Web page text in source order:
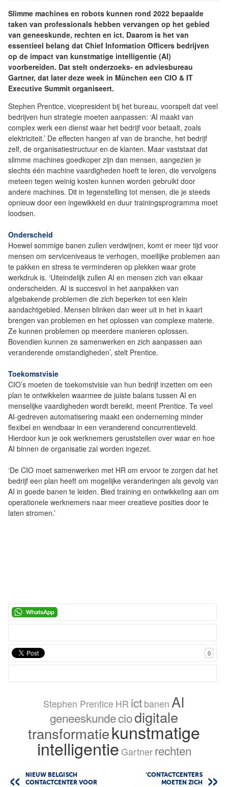
Slimme machines en robots kunnen rond 2022 bepaalde
taken van professionals hebben vervangen op het gebied
van geneeskunde, rechten en ict. Daarom is het van
essentieel belang dat Chief Information Officers bedrijven
op de impact van kunstmatige intelligentie (AI)
voorbereiden. Dat stelt onderzoeks- en adviesbureau
Gartner, dat later deze week in München een CIO & IT
Executive Summit organiseert.
Stephen Prentice, vicepresident bij het bureau, voorspelt dat veel
bedrijven hun strategie moeten aanpassen: ‘AI maakt van
complex werk een dienst waar het bedrijf voor betaalt, zoals
elektriciteit.’ De effecten hangen af van de branche, het bedrijf
zelf, de organisatiestructuur en de klanten. Maar vaststaat dat
slimme machines goedkoper zijn dan mensen, aangezien je
slechts één machine vaardigheden hoeft te leren, die vervolgens
meteen tegen weinig kosten kunnen worden gebruikt door
andere machines. Dit in tegenstelling tot mensen, die je steeds
opnieuw door een ingewikkeld en duur trainingsprogramma moet
loodsen.
Onderscheid
Hoewel sommige banen zullen verdwijnen, komt er meer tijd voor
mensen om serviceniveaus te verhogen, moeilijke problemen aan
te pakken en stress te verminderen op plekken waar grote
werkdruk is. ‘Uiteindelijk zullen AI en mensen zich van elkaar
onderscheiden. AI is succesvol in het aanpakken van
afgebakende problemen die zich beperken tot een klein
aandachtgebied. Mensen blinken dan weer uit in het in kaart
brengen van problemen en het oplossen van complexe materie.
Ze kunnen problemen op meerdere manieren oplossen.
Bovendien kunnen ze samenwerken en zich aanpassen aan
veranderende omstandigheden’, stelt Prentice.
Toekomstvisie
CIO’s moeten de toekomstvisie van hun bedrijf inzetten om een
plan te ontwikkelen waarmee de juiste balans tussen AI en
menselijke vaardigheden wordt bereikt, meent Prentice. Te veel
AI-gedreven automatisering maakt een onderneming minder
flexibel en wendbaar in een veranderend concurrentieveld.
Hierdoor kun je ook werknemers geruststellen over waar en hoe
AI binnen de organisatie zal worden ingezet.
‘De CIO moet samenwerken met HR om ervoor te zorgen dat het
bedrijf een plan heeft om mogelijke veranderingen als gevolg van
AI in goede banen te leiden. Bied training en ontwikkeling aan om
operationele werknemers naar meer creatieve posities door te
laten stromen.’
0
Stephen Prentice HR ict banen AI
geneeskundeciodigitale
transformatiekunstmatige
intelligentie Gartner rechten
NIEUW BELGISCH
CONTACTCENTER VOOR
‘CONTACTCENTERS
MOETEN ZICH